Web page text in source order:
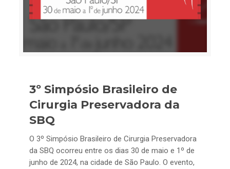
3º Simpósio Brasileiro de
Cirurgia Preservadora da
SBQ
O 3º Simpósio Brasileiro de Cirurgia Preservadora
da SBQ ocorreu entre os dias 30 de maio e 1º de
junho de 2024, na cidade de São Paulo. O evento,